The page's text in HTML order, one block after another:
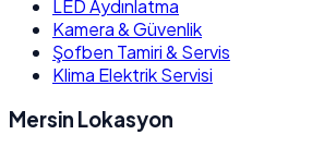
LED Aydınlatma
Kamera & Güvenlik
Şofben Tamiri & Servis
Klima Elektrik Servisi
Mersin Lokasyon